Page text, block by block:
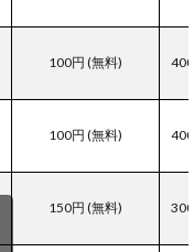
100円 (無料)
100円 (無料)
150円 (無料)